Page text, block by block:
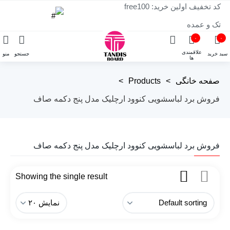
کد تخفیف اولین خرید: free100
تک و عمده
۰
سبد خرید
۰
علاقمندی
ها
منو جستجو
صفحه خانگی >
Products
>
فروش برد لباسشویی کنوود ارچلیک مدل پنج دکمه صاف
فروش برد لباسشویی کنوود ارچلیک مدل پنج دکمه صاف
Showing the single result